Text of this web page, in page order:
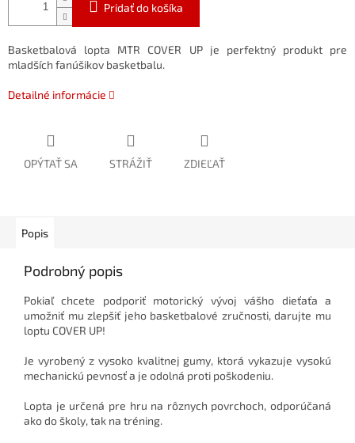
Pridať do košíka
Basketbalová lopta MTR COVER UP je perfektný produkt pre
mladších fanúšikov basketbalu.
Detailné informácie
OPÝTAŤ SA STRÁŽIŤ ZDIEĽAŤ
Popis
Podrobný popis
Pokiaľ chcete podporiť motorický vývoj vášho dieťaťa a
umožniť mu zlepšiť jeho basketbalové zručnosti, darujte mu
loptu COVER UP!
Je vyrobený z vysoko kvalitnej gumy, ktorá vykazuje vysokú
mechanickú pevnosť a je odolná proti poškodeniu.
Lopta je určená pre hru na rôznych povrchoch, odporúčaná
ako do školy, tak na tréning.